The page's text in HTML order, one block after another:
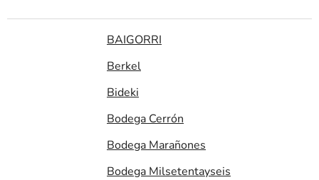
BAIGORRI
Berkel
Bideki
Bodega Cerrón
Bodega Marañones
Bodega Milsetentayseis